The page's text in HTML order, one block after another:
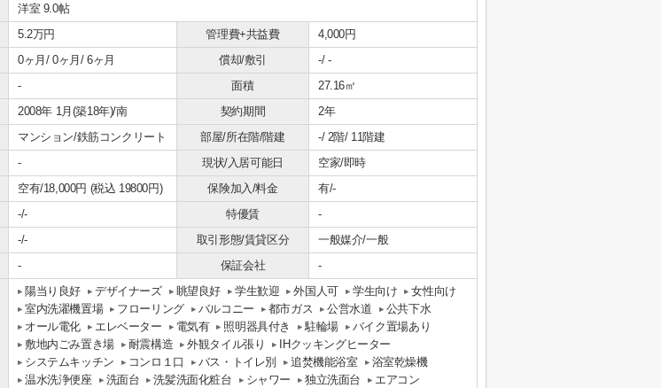
洋室 9.0帖
5.2万円 管理費+共益費
4,000円
0ヶ月/ 0ヶ月/ 6ヶ月 償却/敷引
-/ -
- 面積
27.16㎡
2008年 1月(築18年)/南 契約期間
2年
マンション/鉄筋コンクリート 部屋/所在階/階建
-/ 2階/ 11階建
- 現状/入居可能日
空家/即時
空有/18,000円 (税込 19800円) 保険加入/料金
有/-
-/- 特優賃
-
-/- 取引形態/賃貸区分
一般媒介/一般
- 保証会社 -
陽当り良好 デザイナーズ 眺望良好 学生歓迎 外国人可 学生向け
女性向け
室内洗濯機置場
フローリング バルコニー 都市ガス 公営水道
公共下水
オール電化
エレベーター 電気有 照明器具付き 駐輪場
バイク置場あり
敷地内ごみ置き場
耐震構造 外観タイル張り
IHクッキングヒーター
システムキッチン
コンロ１口 バス・トイレ別 追焚機能浴室
浴室乾燥機
温水洗浄便座
洗面台 洗髪洗面化粧台 シャワー 独立洗面台
エアコン